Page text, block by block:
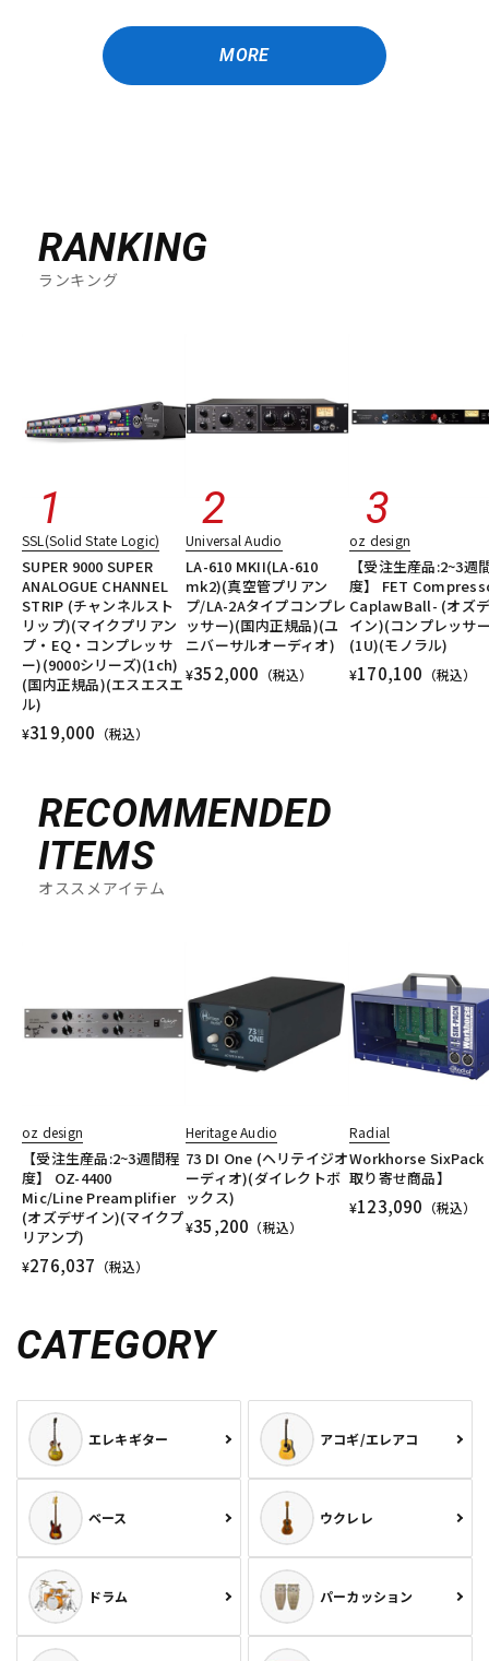
MORE
RANKING
ランキング
SSL(Solid State Logic)
SUPER 9000 SUPER
ANALOGUE CHANNEL
STRIP (チャンネルスト
リップ)(マイクプリアン
プ・EQ・コンプレッサ
ー)(9000シリーズ)(1ch)
(国内正規品)(エスエスエ
ル)
¥319,000 （税込）
Universal Audio
LA-610 MKII(LA-610
mk2)(真空管プリアン
プ/LA-2Aタイプコンプレ
ッサー)(国内正規品)(ユ
ニバーサルオーディオ)
¥352,000 （税込）
oz design
【受注生産品:2~3週
度】 FET
CaplawBall- (オズ
イン)(コンプレッサ
(1U)(モノラル)
¥170,100 （税込）
RECOMMENDED
ITEMS
オススメアイテム
oz design
【受注生産品:2~3週間程
度】 OZ-4400
Mic/Line Preamplifier
(オズデザイン)(マイクプ
リアンプ)
¥276,037 （税込）
Heritage Audio
73 DI One (ヘリテイジオ
ーディオ)(ダイレクトボ
ックス)
¥35,200 （税込）
Radial
Workhorse SixPack
取り寄せ商品】
¥123,090 （税込）
CATEGORY
エレキギター アコギ/エレアコ
ベース ウクレレ
ドラム パーカッション